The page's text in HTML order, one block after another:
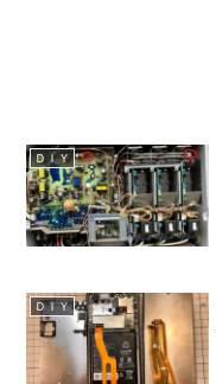
ＤＩＹ
ＤＩＹ